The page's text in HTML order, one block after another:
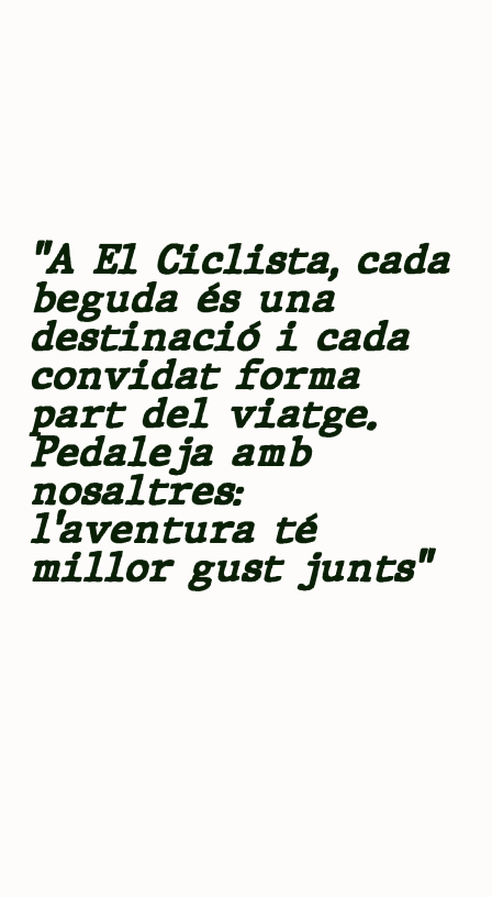
"A El Ciclista, cada
beguda és una
destinació i cada
convidat forma
part del viatge.
Pedaleja amb
nosaltres:
l'aventura té
millor gust junts"